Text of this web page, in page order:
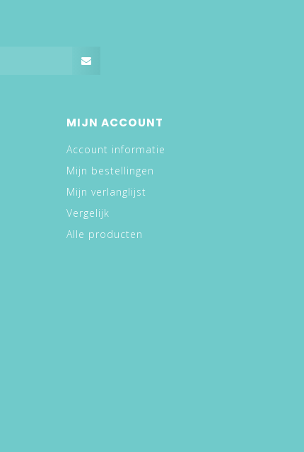
MIJN ACCOUNT
Account informatie
Mijn bestellingen
Mijn verlanglijst
Vergelijk
Alle producten